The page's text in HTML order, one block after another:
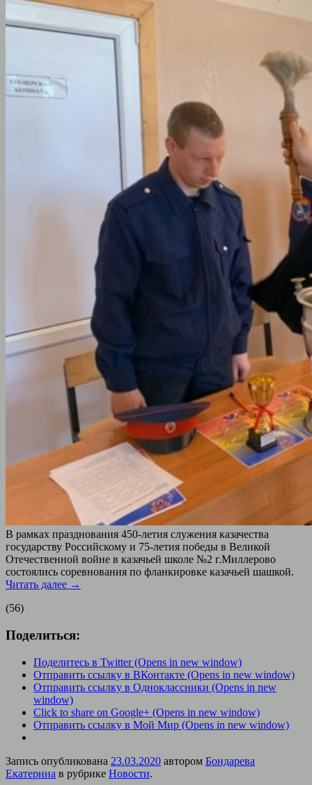
В рамках празднования 450-летия служения казачества
государству Российскому и 75-летия победы в Великой
Отечественной войне в казачьей школе №2 г.Миллерово
состоялись соревнования по фланкировке казачьей шашкой.
Читать далее →
(56)
Поделиться:
Поделитесь в Twitter (Opens in new window)
Отправить ссылку в ВКонтакте (Opens in new window)
Отправить ссылку в Одноклассники (Opens in new
window)
Click to share on Google+ (Opens in new window)
Отправить ссылку в Мой Мир (Opens in new window)
Запись опубликована 23.03.2020 автором Бондарева
Екатерина в рубрике Новости.